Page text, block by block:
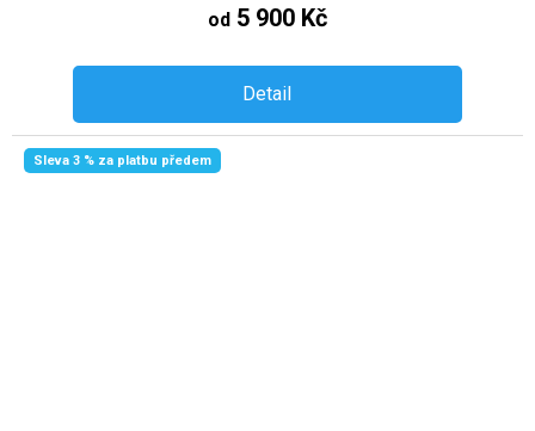
od 5 900 Kč
Detail
Sleva 3 % za platbu předem